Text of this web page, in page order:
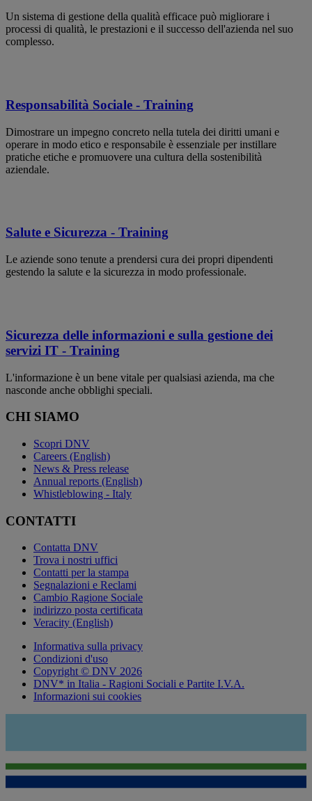
Un sistema di gestione della qualità efficace può migliorare i
processi di qualità, le prestazioni e il successo dell'azienda nel suo
complesso.
Responsabilità Sociale - Training
Dimostrare un impegno concreto nella tutela dei diritti umani e
operare in modo etico e responsabile è essenziale per instillare
pratiche etiche e promuovere una cultura della sostenibilità
aziendale.
Salute e Sicurezza - Training
Le aziende sono tenute a prendersi cura dei propri dipendenti
gestendo la salute e la sicurezza in modo professionale.
Sicurezza delle informazioni e sulla gestione dei
servizi IT - Training
L'informazione è un bene vitale per qualsiasi azienda, ma che
nasconde anche obblighi speciali.
CHI SIAMO
Scopri DNV
Careers (English)
News & Press release
Annual reports (English)
Whistleblowing - Italy
CONTATTI
Contatta DNV
Trova i nostri uffici
Contatti per la stampa
Segnalazioni e Reclami
Cambio Ragione Sociale
indirizzo posta certificata
Veracity (English)
Informativa sulla privacy
Condizioni d'uso
Copyright © DNV 2026
DNV* in Italia - Ragioni Sociali e Partite I.V.A.
Informazioni sui cookies